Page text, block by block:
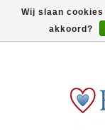
Wij slaan
akkoord?